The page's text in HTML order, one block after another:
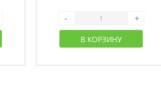
- +
В КОРЗИНУ